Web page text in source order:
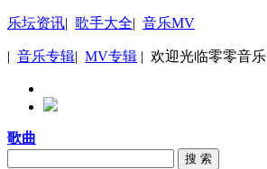
乐坛资讯| 歌手大全| 音乐MV
| 音乐专辑| MV专辑 | 欢迎光临零零音乐
歌曲
搜 索